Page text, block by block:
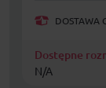
DOSTAWA
Dostępne
N/A